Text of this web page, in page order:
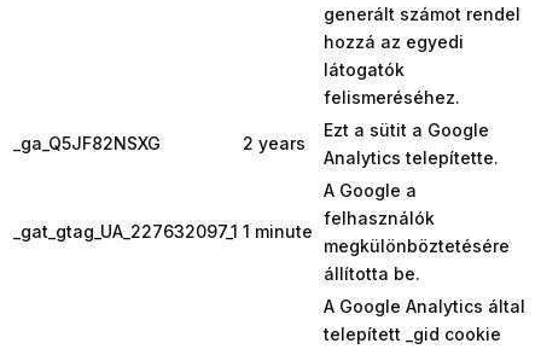
generált számot rendel
hozzá az egyedi
látogatók
felismeréséhez.
_ga_Q5JF82NSXG 2 years
Ezt a sütit a Google
Analytics telepítette.
_gat_gtag_UA_227632097_1 1 minute
A Google a
felhasználók
megkülönböztetésére
állította be.
A Google Analytics által
telepített _gid cookie